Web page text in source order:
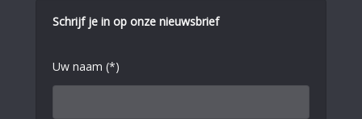
Schrijf je in op onze nieuwsbrief
Uw naam (*)